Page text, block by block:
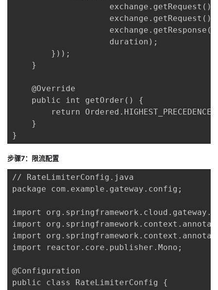
                    duration);
        }));
    }
    @Override
    public int getOrder() {
        return Ordered.HIGHEST_PRECEDENCE;
    }
}
步骤7：限流配置
// RateLimiterConfig.java
package com.example.gateway.config;
import
import
import
import reactor.core.publisher.Mono;
@Configuration
public class RateLimiterConfig {